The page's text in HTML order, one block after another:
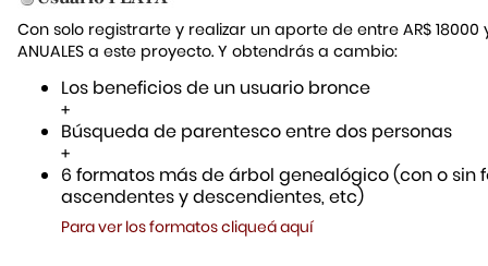
Con solo registrarte y realizar un aporte de entre AR$ 18000
ANUALES a este proyecto. Y obtendrás a cambio:
Los beneficios de un usuario bronce
+
Búsqueda de parentesco entre dos personas
+
6 formatos más de árbol genealógico (con o sin
ascendentes y descendientes, etc)
Para ver los formatos cliqueá aquí